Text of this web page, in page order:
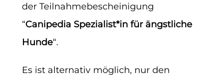
der Teilnahmebescheinigung
“Canipedia Spezialist*in für ängstliche
Hunde“.
Es ist alternativ möglich, nur den